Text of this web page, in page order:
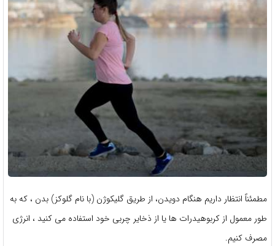
مطمئناً انتظار داریم هنگام دویدن، از طریق گلیکوژن (با نام گلوکز) بدن ، که به
طور معمول از کربوهیدرات ها یا از ذخایر چربی خود استفاده می کنید ، انرژی
مصرف کنیم.